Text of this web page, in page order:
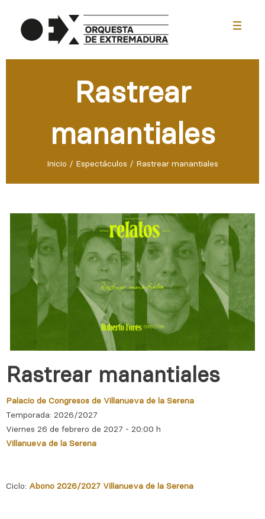
Rastrear
manantiales
Inicio / Espectáculos / Rastrear manantiales
Rastrear manantiales
Palacio de Congresos de Villanueva de la Serena
Temporada: 2026/2027
Viernes 26 de febrero de 2027 - 20:00 h
Villanueva de la Serena
Ciclo: Abono 2026/2027 Villanueva de la Serena